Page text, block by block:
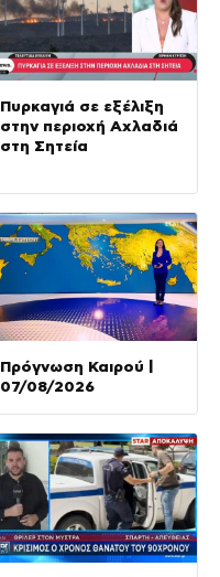
Πυρκαγιά σε εξέλιξη
στην περιοχή Αχλαδιά
στη Σητεία
Πρόγνωση Καιρού |
07/08/2026